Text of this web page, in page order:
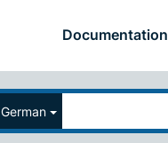
Documentation
German